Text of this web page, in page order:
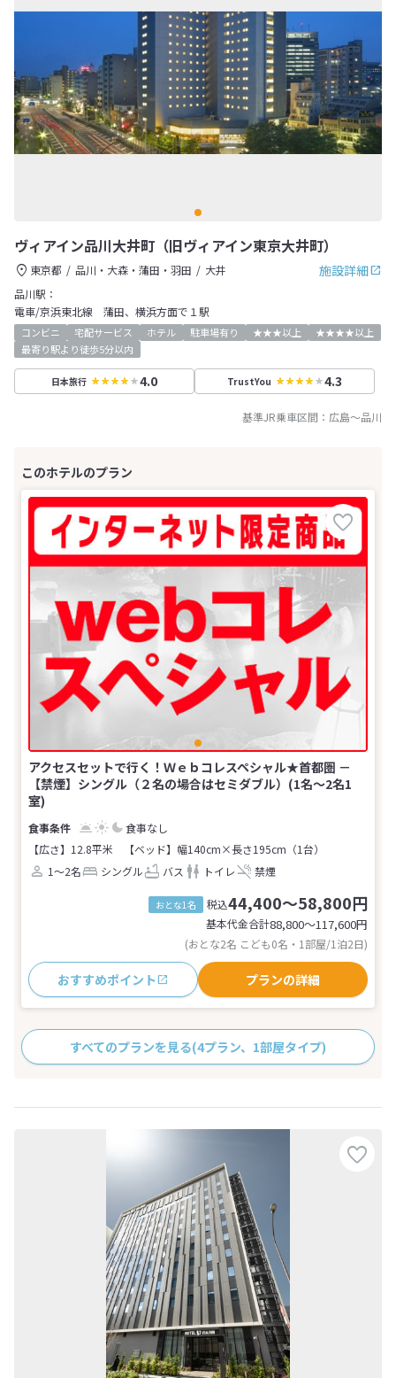
ヴィアイン品川大井町（旧ヴィアイン東京大井町）
施設詳細
東京都 品川・大森・蒲田・羽田
大井
品川駅：
電車/京浜東北線 蒲田、横浜方面で１駅
コンビニ 宅配サービス ホテル 駐車場有り ★★★以上
★★★★以上
最寄り駅より徒歩5分以内
日本旅行 4.0 TrustYou 4.3
基準JR乗車区間： 広島～品川
アクセスセットで行く！Ｗｅｂコレスペシャル★首都圏 －
【禁煙】シングル（２名の場合はセミダブル）(1名～2名1
室)
食事なし
【広さ】12.8平米
【ベッド】幅140cm×長さ195cm（1台）
1～2名
シングル バス トイレ 禁煙
おとな1名 税込44,400～58,800円
基本代金合計88,800〜117,600円
(おとな2名 こども0名・1部屋/1泊2日)
おすすめポイント プランの詳細
すべてのプランを見る(4プラン、1部屋タイプ)